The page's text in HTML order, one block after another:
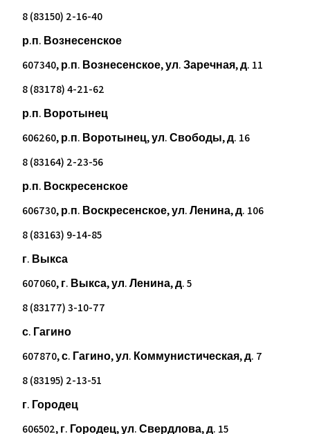
8 (83150) 2-16-40
р.п. Вознесенское
607340, р.п. Вознесенское, ул. Заречная, д. 11
8 (83178) 4-21-62
р.п. Воротынец
606260, р.п. Воротынец, ул. Свободы, д. 16
8 (83164) 2-23-56
р.п. Воскресенское
606730, р.п. Воскресенское, ул. Ленина, д. 106
8 (83163) 9-14-85
г. Выкса
607060, г. Выкса, ул. Ленина, д. 5
8 (83177) 3-10-77
с. Гагино
607870, с. Гагино, ул. Коммунистическая, д. 7
8 (83195) 2-13-51
г. Городец
606502, г. Городец, ул. Свердлова, д. 15